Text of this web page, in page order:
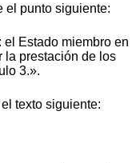
el punto siguiente:
el Estado miembro en
la prestación de los
3.».
texto siguiente: